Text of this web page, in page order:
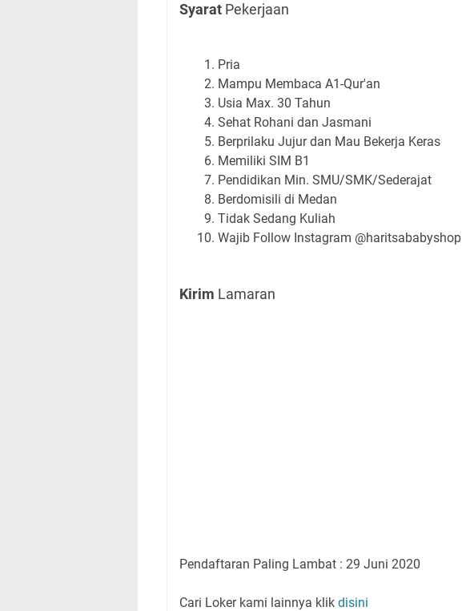
Syarat Pekerjaan
Pria
Mampu Membaca A1-Qur'an
Usia Max. 30 Tahun
Sehat Rohani dan Jasmani
Berprilaku Jujur dan Mau Bekerja Keras
Memiliki SIM B1
Pendidikan Min. SMU/SMK/Sederajat
Berdomisili di Medan
Tidak Sedang Kuliah
Wajib Follow Instagram @haritsababyshop
Kirim Lamaran
Pendaftaran Paling Lambat : 29 Juni 2020
Cari Loker kami lainnya klik disini